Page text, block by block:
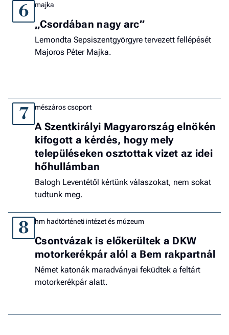
6 majka
„Csordában nagy arc”
Lemondta Sepsiszentgyörgyre tervezett fellépését
Majoros Péter Majka.
7 mészáros csoport
A Szentkirályi Magyarország elnökén
kifogott a kérdés, hogy mely
településeken osztottak vizet az idei
hőhullámban
Balogh Leventétől kértünk válaszokat, nem sokat
tudtunk meg.
8 hm hadtörténeti intézet és múzeum
Csontvázak is előkerültek a DKW
motorkerékpár alól a Bem rakpartnál
Német katonák maradványai feküdtek a feltárt
motorkerékpár alatt.